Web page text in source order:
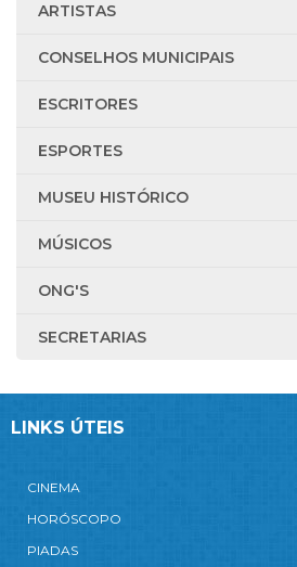
ARTISTAS
CONSELHOS MUNICIPAIS
ESCRITORES
ESPORTES
MUSEU HISTÓRICO
MÚSICOS
ONG'S
SECRETARIAS
LINKS ÚTEIS
CINEMA
HORÓSCOPO
PIADAS